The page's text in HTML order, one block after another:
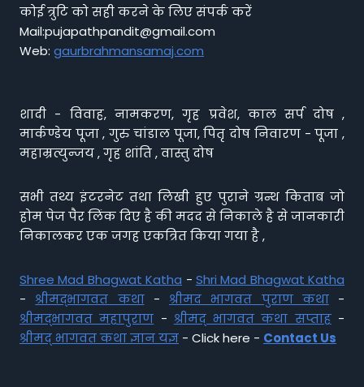
कोई त्रुटि को सही करने के लिए संपर्क करें
Mail:pujapathpandit@gmail.com
Web: gaurbrahmansamaj.com
शादी - विवाह, नामकरण, गृह प्रवेश, काल सर्प दोष ,
मार्कण्डेय पूजा , गुरु चांडाल पूजा, पितृ दोष निवारण - पूजा ,
महाम्रत्युन्जय , गृह शांति , वास्तु दोष
सभी तथ्य इंटरनेट तथा लिखी हुए पुराने ग्रन्थ किताब जो
होम पेज पैर लिंक दिए है की मदद से निकाले है से जानकारी
निकालकर एक जगह एकत्रित किया गया है ,
Shree Mad Bhagwat Katha - Shri Mad Bhagwat Katha
- श्रीमद्भागवत कथा- श्रीमद भागवत पुराण कथा-
श्रीमद्भागवत महापुराण - श्रीमद् भागवत कथा सप्ताह-
श्रीमद् भागवत कथा ज्ञान यज्ञ - Click here - Contact Us